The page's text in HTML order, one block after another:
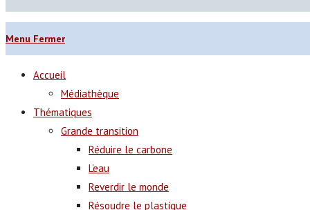
Menu Fermer
Accueil
Médiathèque
Thématiques
Grande transition
Réduire le carbone
L’eau
Reverdir le monde
Résoudre le plastique